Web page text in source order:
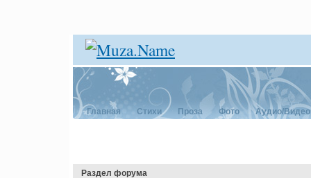
Главная Стихи Проза Фото Аудио/Видео
Раздел форума